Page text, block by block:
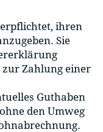
ihren
Sie
zur Zahlung einer
Guthaben
den Umweg